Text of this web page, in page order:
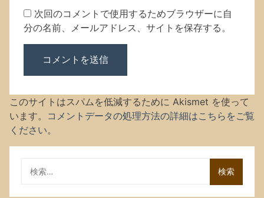
次回のコメントで使用するためブラウザーに自
分の名前、メールアドレス、サイトを保存する。
このサイトはスパムを低減するために Akismet を使って
います。 コメントデータの処理方法の詳細はこちらをご覧
ください。
索: